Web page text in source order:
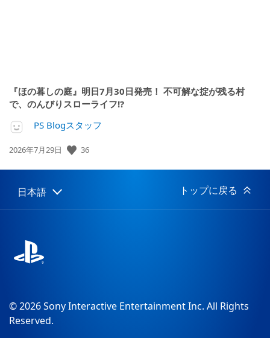
『ほの暮しの庭』明日7月30日発売！ 不可解な掟が残る村
で、のんびりスローライフ!?
PS Blogスタッフ
公
日:
2026年7月29日 36
Select
a
Current
region:
日本語 トップに戻る
© 2026 Sony Interactive Entertainment Inc. All Rights
Reserved.